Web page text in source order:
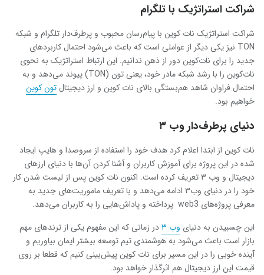
شراکت استراتژیک با تلگرام
شراکت استراتژیک نات کوین با پیام‌رسان محبوب و پرطرف‌دار تلگرام و شبکه
TON نیز یکی دیگر از عواملی است که باعث می‌شود احتمال کاربردهای
جدید را برای نات‌کوین دور از ذهن ندانیم. این ارتباط استراتژیک به نحوی
نات‌کوین‌ را با رشد شبکه مادر خود، یعنی تون (TON)‌ پیوند می‌دهد و به
احتمال فراوان شاهد هم‌بستگی بالای نات کوین و ارز دیجیتالتون کوین
خواهیم بود.
دنیای پرطرف‌دار وب ۳
نات کوین از ابتدا اعلام کرد هدف خود را استفاده از سروصدا و هایپ ایجاد
شده در این پروژه برای آموزش کاربران و آشنا کردن آن‌ها با دنیای ارزهای
دیجیتال و وب ۳ تعریف کرده است. اکنون نات کوین پس از لیست شدن کار
خود را در دنیای وب‌۳ ادامه می‌دهد و با تعریف ماموریت‌های جدید به
معرفی پروژه‌های web3 پرداخته و پاداش‌هایی را به کاربران می‌دهد.
این چسبیدن به دنیای وب ‌۳
در زمانی که این مفهوم یکی از ترندهای مهم
بازار است باعث می‌شود به هوشمندی تیم توسعه بیشتر ایمان بیاوریم و
آینده خوبی را در این مسیر برای نات کوین پیش‌بینی کنیم که قطعا بر روی
قیمت این ارز دیجیتال هم اثرگذار خواهد بود.